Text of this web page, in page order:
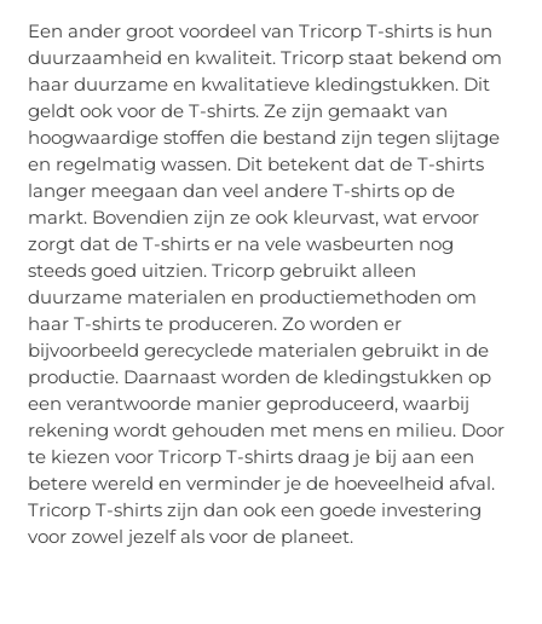
Een ander groot voordeel van Tricorp T-shirts is hun
duurzaamheid en kwaliteit. Tricorp staat bekend om
haar duurzame en kwalitatieve kledingstukken. Dit
geldt ook voor de T-shirts. Ze zijn gemaakt van
hoogwaardige stoffen die bestand zijn tegen slijtage
en regelmatig wassen. Dit betekent dat de T-shirts
langer meegaan dan veel andere T-shirts op de
markt. Bovendien zijn ze ook kleurvast, wat ervoor
zorgt dat de T-shirts er na vele wasbeurten nog
steeds goed uitzien. Tricorp gebruikt alleen
duurzame materialen en productiemethoden om
haar T-shirts te produceren. Zo worden er
bijvoorbeeld gerecyclede materialen gebruikt in de
productie. Daarnaast worden de kledingstukken op
een verantwoorde manier geproduceerd, waarbij
rekening wordt gehouden met mens en milieu. Door
te kiezen voor Tricorp T-shirts draag je bij aan een
betere wereld en verminder je de hoeveelheid afval.
Tricorp T-shirts zijn dan ook een goede investering
voor zowel jezelf als voor de planeet.